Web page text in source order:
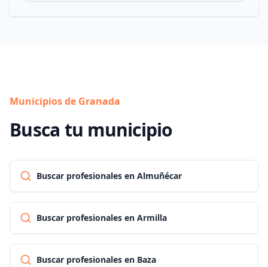
Municipios de Granada
Busca tu municipio
Buscar profesionales en Almuñécar
Buscar profesionales en Armilla
Buscar profesionales en Baza